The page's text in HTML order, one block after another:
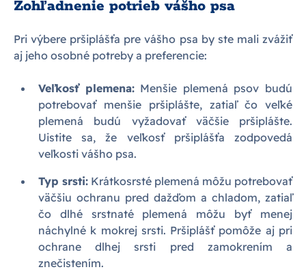
Zohľadnenie potrieb vášho psa
Pri výbere pršiplášťa pre vášho psa by ste mali zvážiť
aj jeho osobné potreby a preferencie:
Veľkosť plemena:Menšie plemená psov budú
potrebovať menšie pršiplášte, zatiaľ čo veľké
plemená budú vyžadovať väčšie pršiplášte.
Uistite sa, že veľkosť pršiplášťa zodpovedá
veľkosti vášho psa.
Typ srsti: Krátkosrsté plemená môžu potrebovať
väčšiu ochranu pred dažďom a chladom, zatiaľ
čo dlhé srstnaté plemená môžu byť menej
náchylné k mokrej srsti. Pršiplášť pomôže aj pri
ochrane dlhej srsti pred zamokrením a
znečistením.